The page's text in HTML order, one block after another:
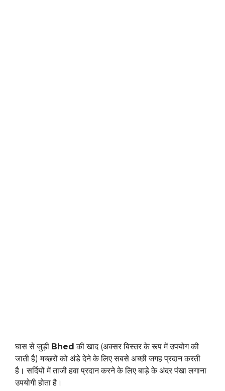
घास से जुड़ी Bhed की खाद (अक्सर बिस्तर के रूप में उपयोग की
जाती है) मच्छरों को अंडे देने के लिए सबसे अच्छी जगह प्रदान करती
है। सर्दियों में ताजी हवा प्रदान करने के लिए बाड़े के अंदर पंखा लगाना
उपयोगी होता है।